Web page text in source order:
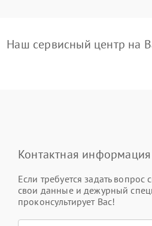
Наш сервисный центр на
Контактная информация
Если требуется задать вопрос
свои данные и дежурный
проконсультирует Вас!